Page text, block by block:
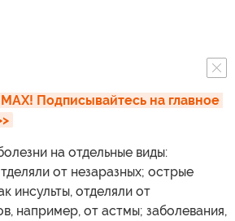
Подписывайтесь на главное
на отдельные виды:
от незаразных; острые
инсульты, отделяли от
например, от астмы; заболевания,